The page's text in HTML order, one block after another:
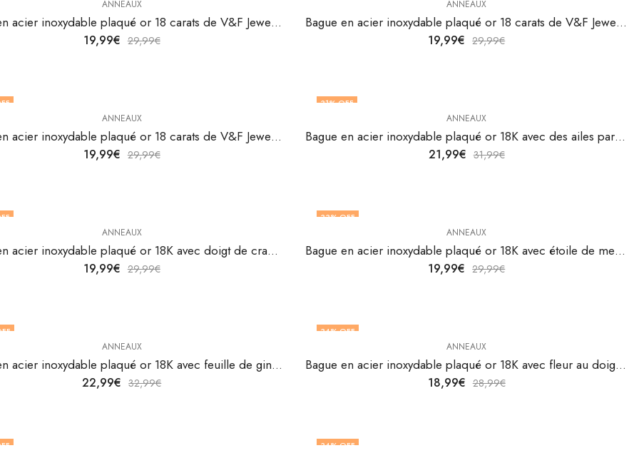
ANNEAUX
Bague en acier inoxydable plaqué or 18 carats de V&F Jewelers
19,99€ 29,99€
ANNEAUX
Bague en acier inoxydable plaqué or 18 carats de V&F Jewelers
19,99€ 29,99€
ANNEAUX
Bague en acier inoxydable plaqué or 18 carats de V&F Jewelers
19,99€ 29,99€
31% OFF
ANNEAUX
Bague en acier inoxydable plaqué or 18K avec des ailes par V&F Jewelers
21,99€ 31,99€
ANNEAUX
Bague en acier inoxydable plaqué or 18K avec doigt de crabe de V&F Jewelers
19,99€ 29,99€
33% OFF
ANNEAUX
Bague en acier inoxydable plaqué or 18K avec étoile de mer de V&F Jewelers
19,99€ 29,99€
ANNEAUX
Bague en acier inoxydable plaqué or 18K avec feuille de ginkgo par V&F Jewellers
22,99€ 32,99€
34% OFF
ANNEAUX
Bague en acier inoxydable plaqué or 18K avec fleur au doigt de V&F Jewelers
18,99€ 28,99€
34% OFF